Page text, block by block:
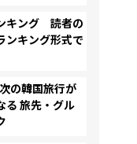
キング 読者の
ンキング形式で
の韓国旅行が
る 旅先・グル